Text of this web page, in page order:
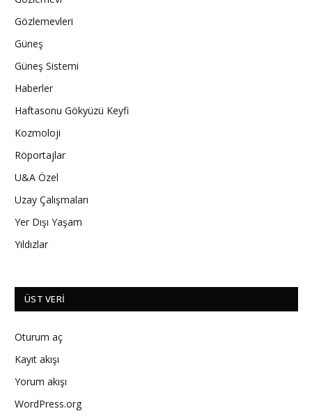
Gözlemevleri
Güneş
Güneş Sistemi
Haberler
Haftasonu Gökyüzü Keyfi
Kozmoloji
Röportajlar
U&A Özel
Uzay Çalışmaları
Yer Dışı Yaşam
Yıldızlar
ÜST VERI
Oturum aç
Kayıt akışı
Yorum akışı
WordPress.org